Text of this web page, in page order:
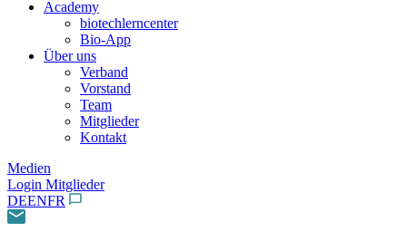
Academy
biotechlerncenter
Bio-App
Über uns
Verband
Vorstand
Team
Mitglieder
Kontakt
Medien
Login Mitglieder
DEENFR